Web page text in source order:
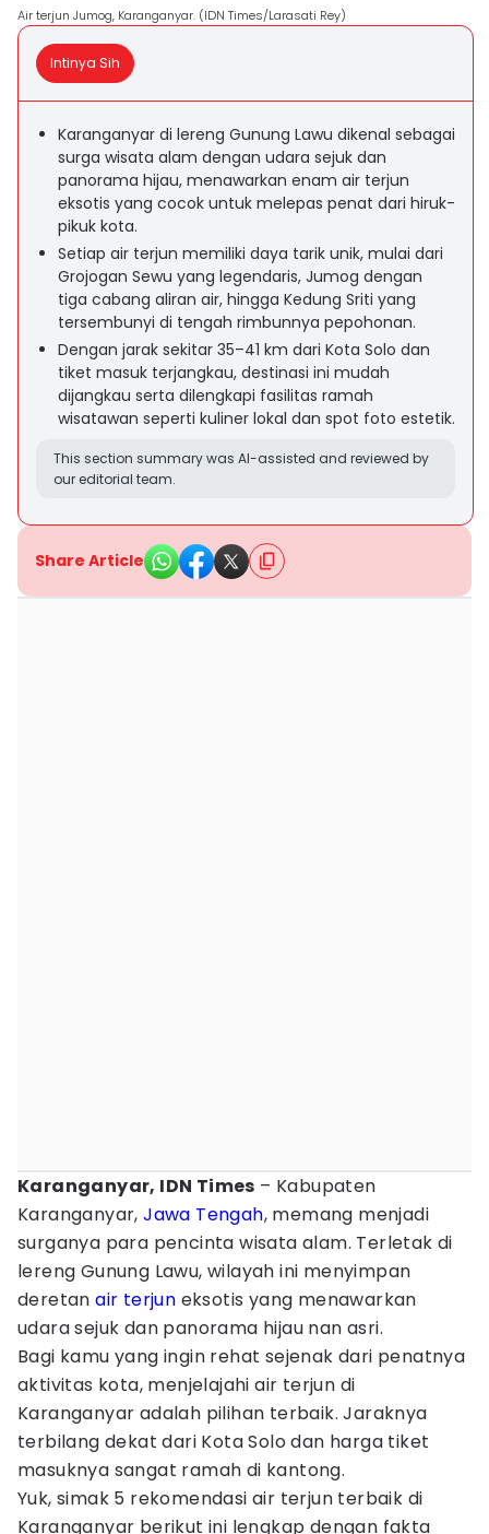
Air terjun Jumog, Karanganyar. (IDN Times/Larasati Rey)
Intinya Sih
Karanganyar di lereng Gunung Lawu dikenal sebagai
surga wisata alam dengan udara sejuk dan
panorama hijau, menawarkan enam air terjun
eksotis yang cocok untuk melepas penat dari hiruk-
pikuk kota.
Setiap air terjun memiliki daya tarik unik, mulai dari
Grojogan Sewu yang legendaris, Jumog dengan
tiga cabang aliran air, hingga Kedung Sriti yang
tersembunyi di tengah rimbunnya pepohonan.
Dengan jarak sekitar 35–41 km dari Kota Solo dan
tiket masuk terjangkau, destinasi ini mudah
dijangkau serta dilengkapi fasilitas ramah
wisatawan seperti kuliner lokal dan spot foto estetik.
This section summary was AI-assisted and reviewed by
our editorial team.
Share Article
Karanganyar, IDN Times – Kabupaten
Karanganyar,Jawa Tengah, memang menjadi
surganya para pencinta wisata alam. Terletak di
lereng Gunung Lawu, wilayah ini menyimpan
deretanair terjun eksotis yang menawarkan
udara sejuk dan panorama hijau nan asri.
Bagi kamu yang ingin rehat sejenak dari penatnya
aktivitas kota, menjelajahi air terjun di
Karanganyar adalah pilihan terbaik. Jaraknya
terbilang dekat dari Kota Solo dan harga tiket
masuknya sangat ramah di kantong.
Yuk, simak 5 rekomendasi air terjun terbaik di
Karanganyar berikut ini lengkap dengan fakta